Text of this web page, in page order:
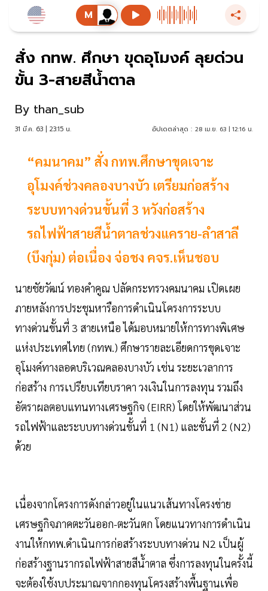
สั่ง กทพ. ศึกษา ขุดอุโมงค์ ลุยด่วน
ขั้น 3-สายสีนํ้าตาล
By than_sub
31 มี.ค. 63 | 23:15 น. อัปเดตล่าสุด : 28 เม.ย. 63 | 12:16 น.
“คมนาคม” สั่ง กทพ.ศึกษาขุดเจาะ
อุโมงค์ช่วงคลองบางบัว เตรียมก่อสร้าง
ระบบทางด่วนขั้นที่ 3 หวังก่อสร้าง
รถไฟฟ้าสายสีน้ำตาลช่วงแคราย-ลำสาลี
(บึงกุ่ม) ต่อเนื่อง จ่อชง คจร.เห็นชอบ
นายชัยวัฒน์ ทองคำคูณ ปลัดกระทรวงคมนาคม เปิดเผย
ภายหลังการประชุมหารือการดำเนินโครงการระบบ
ทางด่วนขั้นที่ 3 สายเหนือ ได้มอบหมายให้การทางพิเศษ
แห่งประเทศไทย (กทพ.) ศึกษารายละเอียดการขุดเจาะ
อุโมงค์ทางลอดบริเวณคลองบางบัว เช่น ระยะเวลาการ
ก่อสร้าง การเปรียบเทียบราคา วงเงินในการลงทุน รวมถึง
อัตราผลตอบแทนทางเศรษฐกิจ (EIRR) โดยให้พัฒนาส่วน
รถไฟฟ้าและระบบทางด่วนขั้นที่ 1 (N1) และขั้นที่ 2 (N2)
ด้วย
เนื่องจากโครงการดังกล่าวอยู่ในแนวเส้นทางโครงข่าย
เศรษฐกิจภาคตะวันออก-ตะวันตก โดยแนวทางการดำเนิน
งานให้กทพ.ดำเนินการก่อสร้างระบบทางด่วน N2 เป็นผู้
ก่อสร้างฐานรากรถไฟฟ้าสายสีน้ำตาล ซึ่งการลงทุนในครั้งนี้
จะต้องใช้งบประมาณจากกองทุนโครงสร้างพื้นฐานเพื่อ